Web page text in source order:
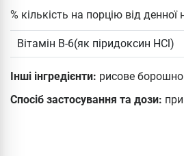
% кількість на порцію від денної
Вітамін B-6(як піридоксин HCl)
Інші інгредієнти: рисове
Спосіб застосування та дози: